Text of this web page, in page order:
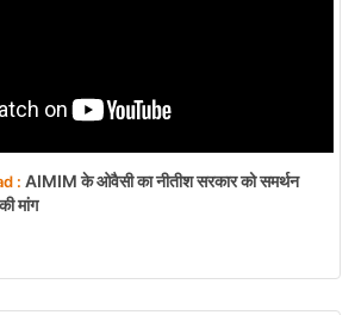
: AIMIM के ओवैसी का नीतीश सरकार को समर्थन
मांग